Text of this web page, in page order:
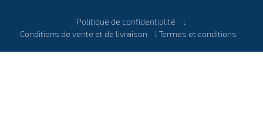
Politique de confidentialité
l
Conditions de vente et de livraison
lTermes et conditions